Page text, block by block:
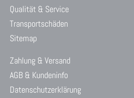
Qualität & Service
Transportschäden
Sitemap
Zahlung & Versand
AGB & Kundeninfo
Datenschutzerklärung